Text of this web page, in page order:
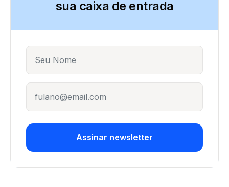
sua caixa de entrada
Assinar newsletter